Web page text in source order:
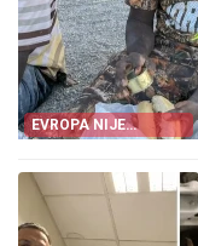
EVROPA NIJE
POMOGLA ŠPANIJI